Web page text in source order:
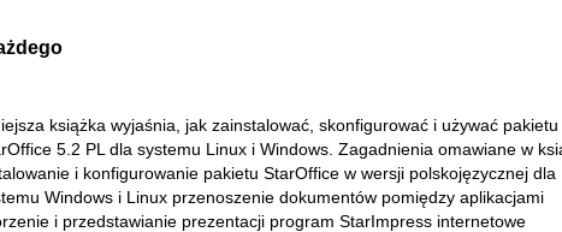
książka wyjaśnia, jak zainstalować, skonfigurować i używać pakietu
5.2 PL dla systemu Linux i Windows. Zagadnienia omawiane w
i konfigurowanie pakietu StarOffice w wersji polskojęzycznej dla
Windows i Linux przenoszenie dokumentów pomiędzy aplikacjami
i przedstawianie prezentacji program StarImpress internetowe